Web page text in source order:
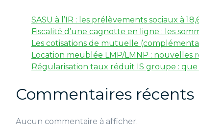
SASU à l’IR : les prélèvements sociaux à
Fiscalité d’une cagnotte en ligne : les
Les cotisations de mutuelle
Location meublée LMP/LMNP : nouvelles
Régularisation taux réduit IS groupe : que
Commentaires récents
Aucun commentaire à afficher.